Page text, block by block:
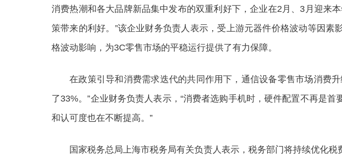
消费热潮和各大品牌新品集中发布的双重利好下，企业在2月、3月迎来
策带来的利好。”该企业财务负责人表示，受上游元器件价格波动等因
格波动影响，为3C零售市场的平稳运行提供了有力保障。
在政策引导和消费需求迭代的共同作用下，通信设备零售市场消费升
了33%。”企业财务负责人表示，“消费者选购手机时，硬件配置不再是
和认可度也在不断提高。”
国家税务总局上海市税务局有关负责人表示，税务部门将持续优化税